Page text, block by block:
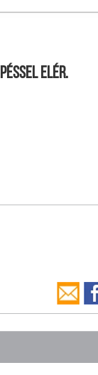
karrier indul
elér.